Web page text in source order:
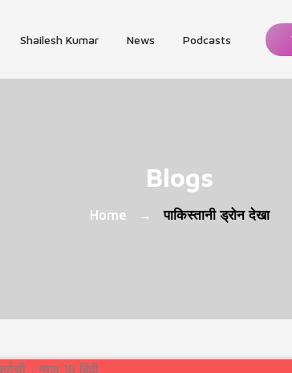
Shailesh Kumar News Podcasts
Blogs
Home → पाकिस्तानी ड्रोन देखा